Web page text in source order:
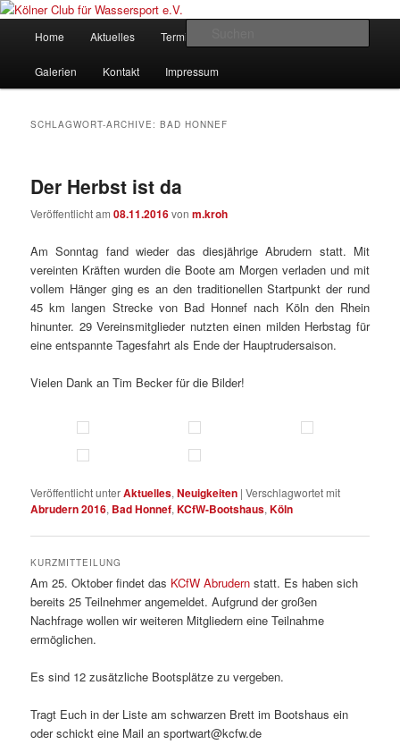
Zum
wechseln
Zum
wechselnKölner Club für Wassersport e.V.
gegründet 1907
Home Aktuelles Termine
Galerien Kontakt Impressum
SCHLAGWORT-ARCHIVE:BAD HONNEF
Der Herbst ist da
Veröffentlicht am08.11.2016vonm.kroh
Am Sonntag fand wieder das diesjährige Abrudern statt. Mit
vereinten Kräften wurden die Boote am Morgen verladen und mit
vollem Hänger ging es an den traditionellen Startpunkt der rund
45 km langen Strecke von Bad Honnef nach Köln den Rhein
hinunter. 29 Vereinsmitglieder nutzten einen milden Herbstag für
eine entspannte Tagesfahrt als Ende der Hauptrudersaison.
Vielen Dank an Tim Becker für die Bilder!
Veröffentlicht unterAktuelles,Neuigkeiten |Verschlagwortet mit
Abrudern 2016, Bad Honnef,KCfW-Bootshaus,Köln
KURZMITTEILUNG
Am 25. Oktober findet das KCfW Abrudern statt. Es haben sich
bereits 25 Teilnehmer angemeldet. Aufgrund der großen
Nachfrage wollen wir weiteren Mitgliedern eine Teilnahme
ermöglichen.
Es sind 12 zusätzliche Bootsplätze zu vergeben.
Tragt Euch in der Liste am schwarzen Brett im Bootshaus ein
oder schickt eine Mail an sportwart@kcfw.de